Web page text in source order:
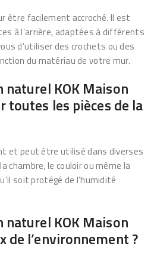
être facilement accroché. Il est
à l’arrière, adaptées à différents
d’utiliser des crochets ou des
du matériau de votre mur.
KOK Maison
toutes les pièces de la
et peut être utilisé dans diverses
chambre, le couloir ou même la
soit protégé de l’humidité
KOK Maison
de l’environnement ?